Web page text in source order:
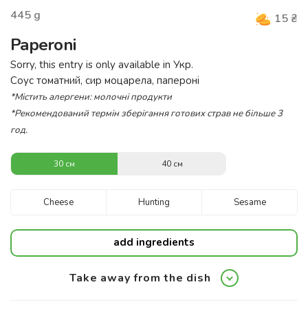
445 g 15 ₴
Paperoni
Sorry, this entry is only available in Укр.
Соус томатний, сир моцарела, папероні
*Містить алергени: молочні продукти
*Рекомендований термін зберігання готових страв не більше 3
год.
30 см 40 см
Cheese Hunting Sesame
add ingredients
Take away from the dish